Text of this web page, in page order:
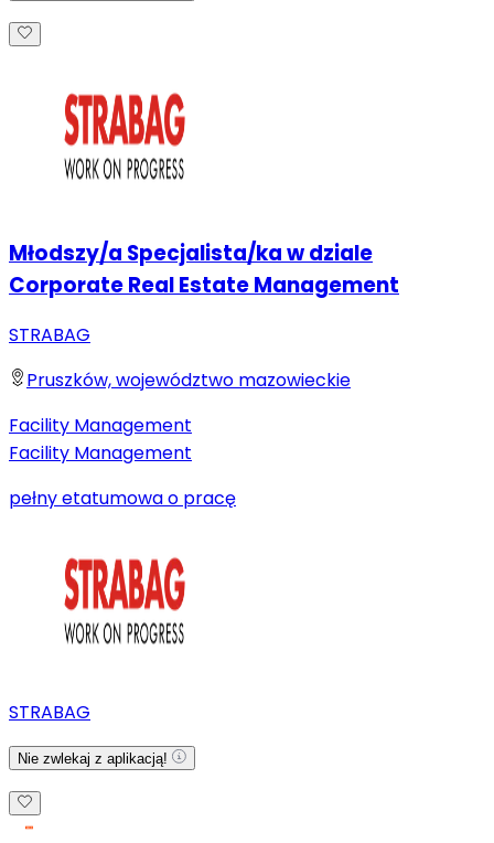
Młodszy/a Specjalista/ka w dziale
Corporate Real Estate Management
STRABAG
Pruszków, województwo mazowieckie
Facility Management
Facility Management
pełny etatumowa o pracę
STRABAG
Nie zwlekaj z aplikacją!